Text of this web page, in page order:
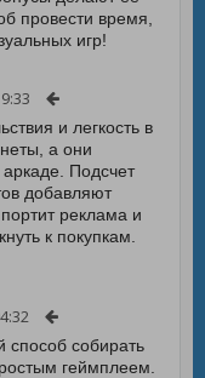
провести время,
игр!
и легкость в
а они
Подсчет
добавляют
реклама и
к покупкам.
способ собирать
геймплеем.